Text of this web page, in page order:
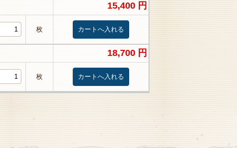
15,400 円
枚
18,700 円
枚